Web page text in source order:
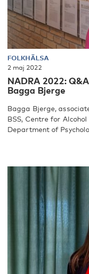
FOLKHÄLSA
2 maj 2022
NADRA 2022:
Bagga Bjerge
Bagga Bjerge,
BSS, Centre for
Department of